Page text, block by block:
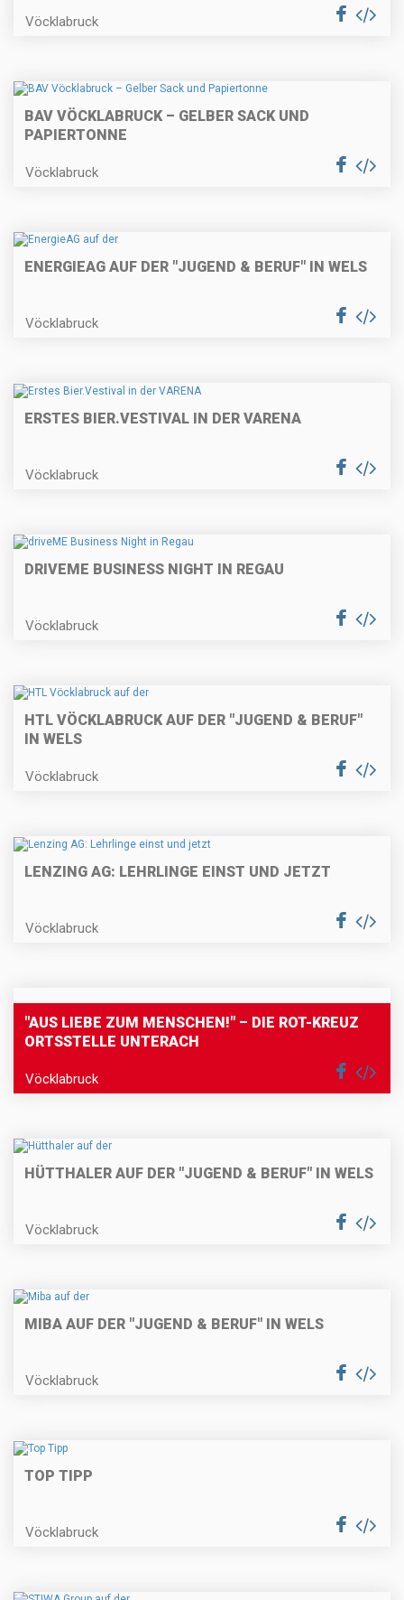
Vöcklabruck
BAV VÖCKLABRUCK – GELBER SACK UND
PAPIERTONNE
Vöcklabruck
ENERGIEAG AUF DER "JUGEND & BERUF" IN WELS
Vöcklabruck
ERSTES BIER.VESTIVAL IN DER VARENA
Vöcklabruck
DRIVEME BUSINESS NIGHT IN REGAU
Vöcklabruck
HTL VÖCKLABRUCK AUF DER "JUGEND & BERUF"
IN WELS
Vöcklabruck
LENZING AG: LEHRLINGE EINST UND JETZT
Vöcklabruck
"AUS LIEBE ZUM MENSCHEN!" – DIE ROT-KREUZ
ORTSSTELLE UNTERACH
Vöcklabruck
HÜTTHALER AUF DER "JUGEND & BERUF" IN WELS
Vöcklabruck
MIBA AUF DER "JUGEND & BERUF" IN WELS
Vöcklabruck
TOP TIPP
Vöcklabruck